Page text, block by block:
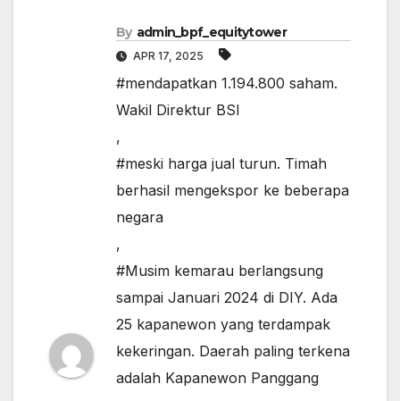
By admin_bpf_equitytower
APR 17, 2025
#mendapatkan 1.194.800 saham.
Wakil Direktur BSI
,
#meski harga jual turun. Timah
berhasil mengekspor ke beberapa
negara
,
#Musim kemarau berlangsung
sampai Januari 2024 di DIY. Ada
25 kapanewon yang terdampak
kekeringan. Daerah paling terkena
adalah Kapanewon Panggang